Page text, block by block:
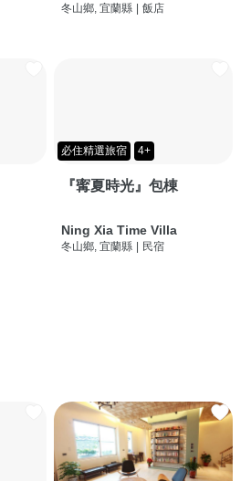
冬山鄉, 宜蘭縣 | 飯店
必住精選旅宿 4+
『寗夏時光』包棟
Ning Xia Time Villa
冬山鄉, 宜蘭縣 民宿